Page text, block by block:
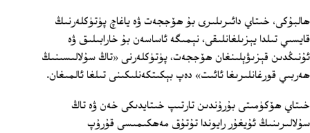
ھالبۇكى، خىتاي دائىرىلىرى بۇ ھۆججەت ۋە ياغاچ پۈتۈكلەرنىڭ
قايسىي تىلدا يېزىلغانلىقى، نېمىگە ئاساسەن بۇ خارابىلىق ۋە
ئۇنىڭدىن قېزىۋېلىنغان ھۆججەت، پۈتۈكلەرنى «تاڭ سۇلالىسىنىڭ
ھەربىي قورغانلىرىغا ئائىت» دەپ بېكىتكەنلىكىنى تىلغا ئالمىغان.
خىتاي ھۆكۈمىتى بۇرۇندىن تارتىپ خىتايدىكى خەن ۋە تاڭ
سۇلالىرىنىڭ ئۇيغۇر رايوندا تۇتۇق مەھكىمىسى قۇرۇپ